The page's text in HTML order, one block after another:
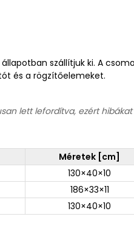
szállítjuk ki. A
és a rögzítőelemeket.
lett lefordítva, ezért
Méretek [cm]
130×40×10
186×33×11
130×40×10